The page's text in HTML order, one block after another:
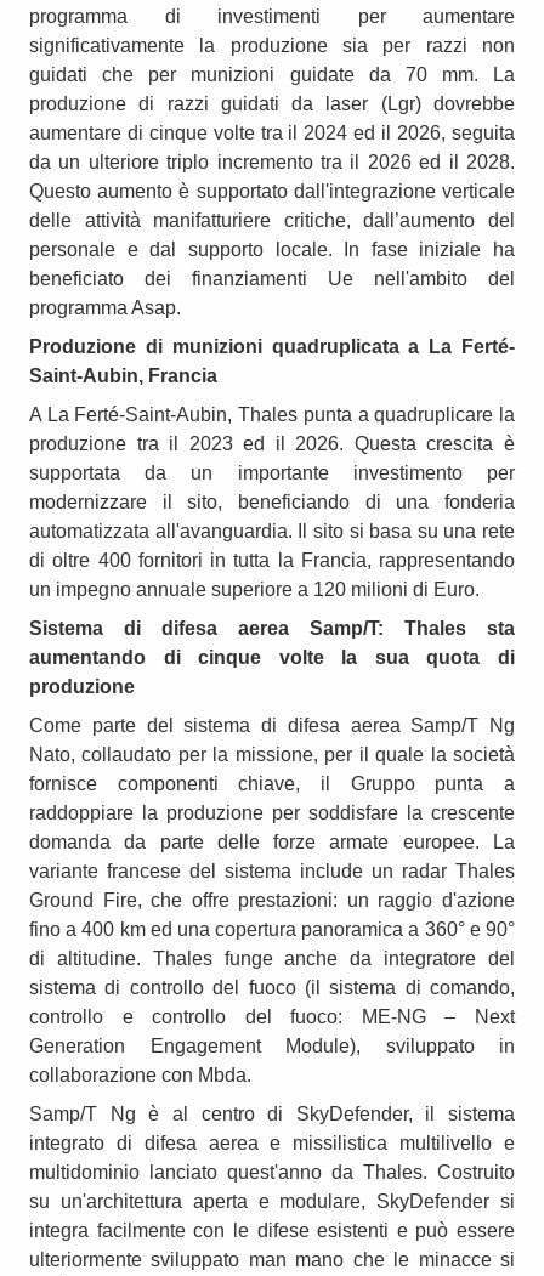
programma di investimenti per aumentare
significativamente la produzione sia per razzi non
guidati che per munizioni guidate da 70 mm. La
produzione di razzi guidati da laser (Lgr) dovrebbe
aumentare di cinque volte tra il 2024 ed il 2026, seguita
da un ulteriore triplo incremento tra il 2026 ed il 2028.
Questo aumento è supportato dall'integrazione verticale
delle attività manifatturiere critiche, dall’aumento del
personale e dal supporto locale. In fase iniziale ha
beneficiato dei finanziamenti Ue nell'ambito del
programma Asap.
Produzione di munizioni quadruplicata a La Ferté-
Saint-Aubin, Francia
A La Ferté-Saint-Aubin, Thales punta a quadruplicare la
produzione tra il 2023 ed il 2026. Questa crescita è
supportata da un importante investimento per
modernizzare il sito, beneficiando di una fonderia
automatizzata all'avanguardia. Il sito si basa su una rete
di oltre 400 fornitori in tutta la Francia, rappresentando
un impegno annuale superiore a 120 milioni di Euro.
Sistema di difesa aerea Samp/T: Thales sta
aumentando di cinque volte la sua quota di
produzione
Come parte del sistema di difesa aerea Samp/T Ng
Nato, collaudato per la missione, per il quale la società
fornisce componenti chiave, il Gruppo punta a
raddoppiare la produzione per soddisfare la crescente
domanda da parte delle forze armate europee. La
variante francese del sistema include un radar Thales
Ground Fire, che offre prestazioni: un raggio d'azione
fino a 400 km ed una copertura panoramica a 360° e 90°
di altitudine. Thales funge anche da integratore del
sistema di controllo del fuoco (il sistema di comando,
controllo e controllo del fuoco: ME-NG – Next
Generation Engagement Module), sviluppato in
collaborazione con Mbda.
Samp/T Ng è al centro di SkyDefender, il sistema
integrato di difesa aerea e missilistica multilivello e
multidominio lanciato quest'anno da Thales. Costruito
su un'architettura aperta e modulare, SkyDefender si
integra facilmente con le difese esistenti e può essere
ulteriormente sviluppato man mano che le minacce si